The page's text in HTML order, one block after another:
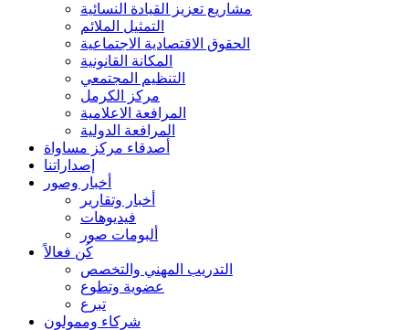
مشاريع تعزيز القيادة النسائية
التمثيل الملائم
الحقوق الاقتصادية الاجتماعية
المكانة القانونية
التنظيم المجتمعي
مركز الكرمل
المرافعة الاعلامية
المرافعة الدولية
أصدقاء مركز مساواة
إصداراتنا
أخبار وصور
أخبار وتقارير
فيديوهات
ألبومات صور
كُن فعالاً
التدريب المهني والتخصص
عضوية وتطوع
تبرع
شركاء وممولون